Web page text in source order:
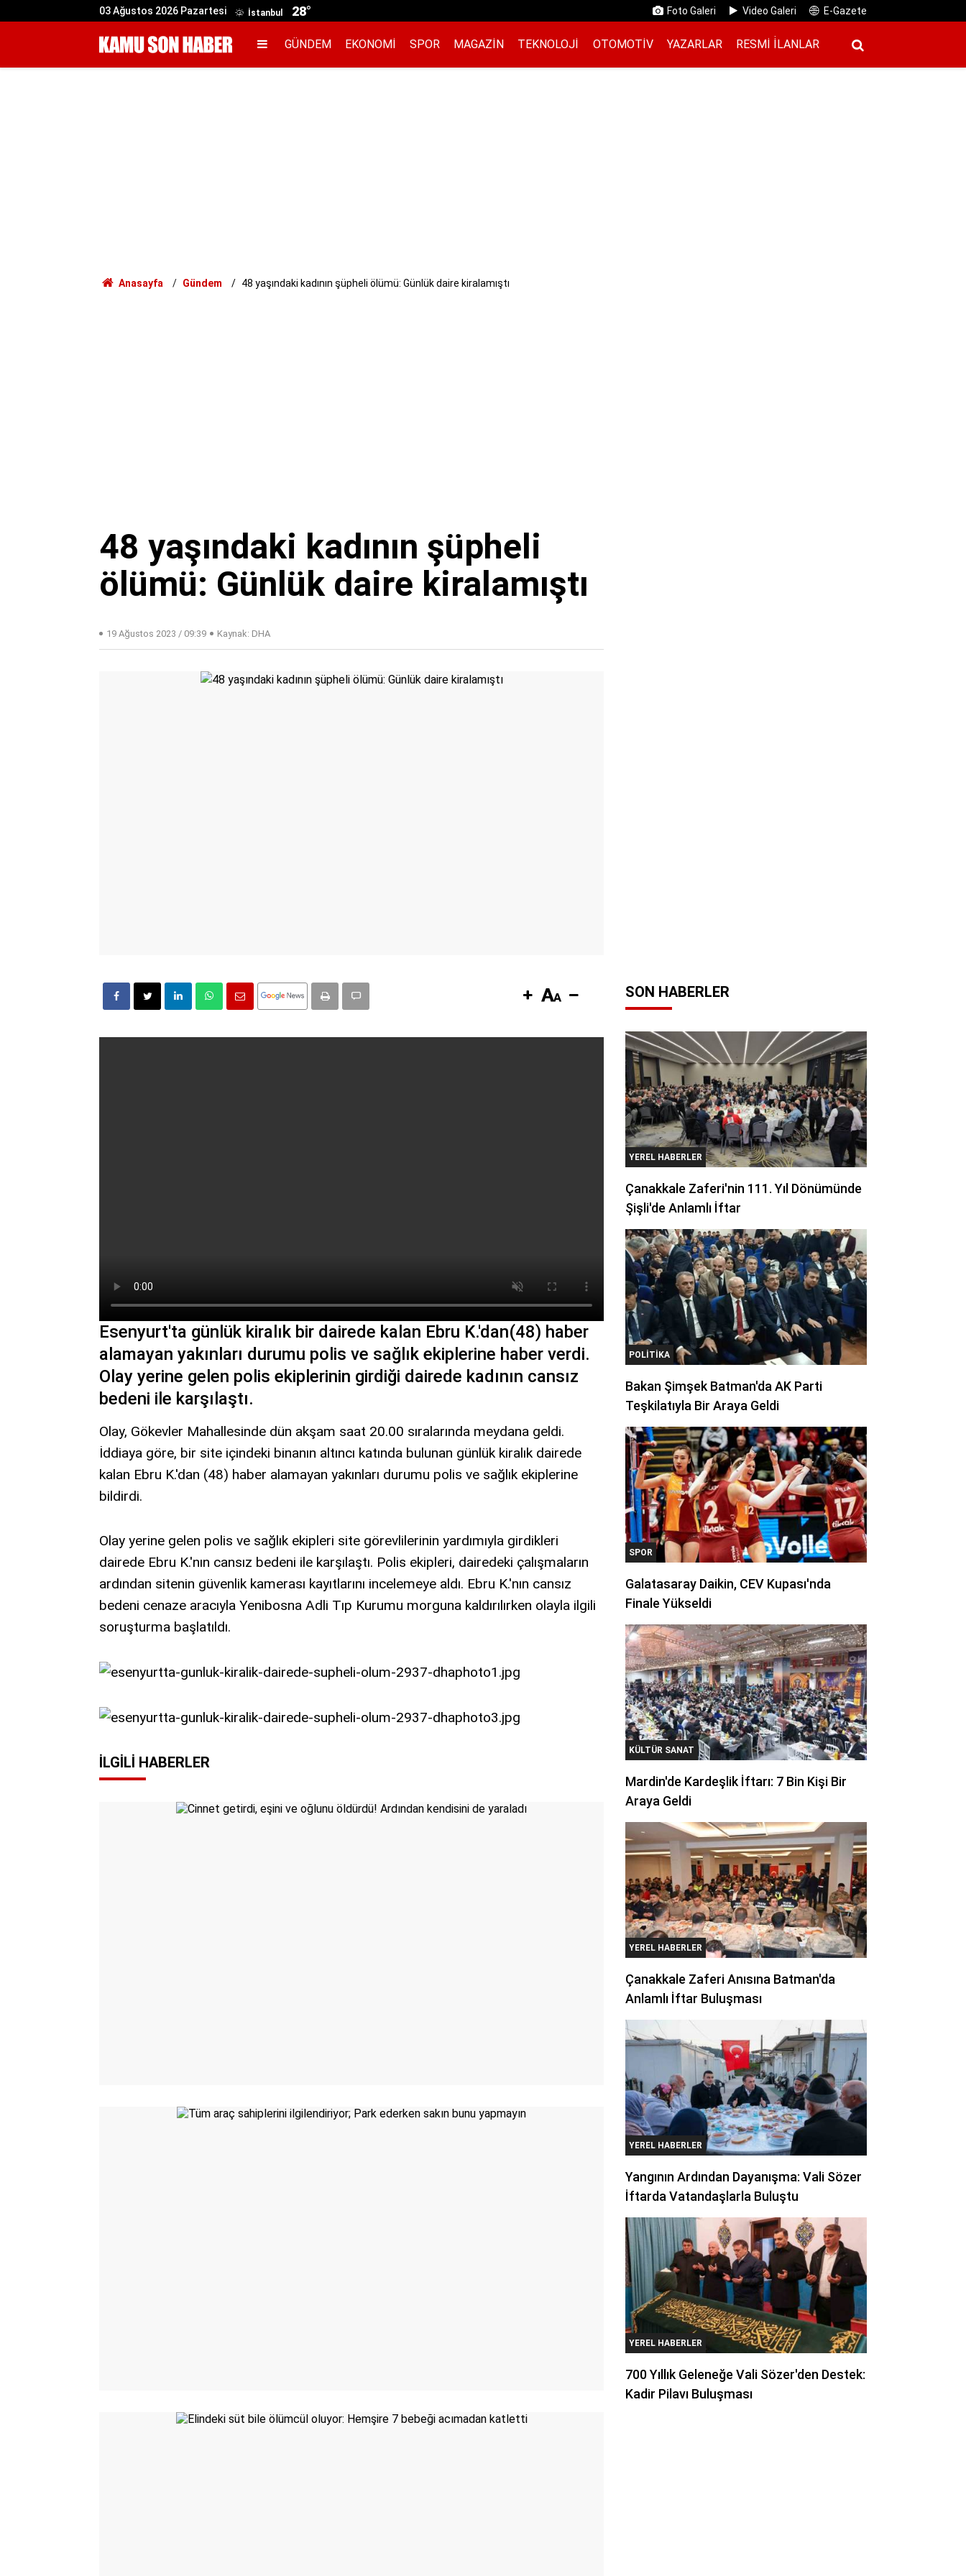
03 Ağustos 2026 Pazartesi İstanbul 28° Foto Galeri Video Galeri E-Gazete
GÜNDEM EKONOMI SPOR MAGAZIN TEKNOLOJI OTOMOTIV YAZARLAR RESMI İ̇LANLAR
Anasayfa Gündem 48 yaşındaki kadının şüpheli ölümü: Günlük daire kiralamıştı
48 yaşındaki kadının şüpheli
ölümü: Günlük daire kiralamıştı
19 Ağustos 2023 / 09:39 Kaynak: DHA
Esenyurt'ta günlük kiralık bir dairede kalan Ebru K.'dan(48) haber
alamayan yakınları durumu polis ve sağlık ekiplerine haber verdi.
Olay yerine gelen polis ekiplerinin girdiği dairede kadının cansız
bedeni ile karşılaştı.
Olay, Gökevler Mahallesinde dün akşam saat 20.00 sıralarında meydana geldi.
İddiaya göre, bir site içindeki binanın altıncı katında bulunan günlük kiralık dairede
kalan Ebru K.'dan (48) haber alamayan yakınları durumu polis ve sağlık ekiplerine
bildirdi.
Olay yerine gelen polis ve sağlık ekipleri site görevlilerinin yardımıyla girdikleri
dairede Ebru K.'nın cansız bedeni ile karşılaştı. Polis ekipleri, dairedeki çalışmaların
ardından sitenin güvenlik kamerası kayıtlarını incelemeye aldı. Ebru K.'nın cansız
bedeni cenaze aracıyla Yenibosna Adli Tıp Kurumu morguna kaldırılırken olayla ilgili
soruşturma başlatıldı.
İLGILI HABERLER
SON HABERLER
YEREL HABERLER
Çanakkale Zaferi'nin 111. Yıl Dönümünde
Şişli'de Anlamlı İftar
POLITIKA
Bakan Şimşek Batman'da AK Parti
Teşkilatıyla Bir Araya Geldi
SPOR
Galatasaray Daikin, CEV Kupası'nda
Finale Yükseldi
KÜLTÜR SANAT
Mardin'de Kardeşlik İftarı: 7 Bin Kişi Bir
Araya Geldi
YEREL HABERLER
Çanakkale Zaferi Anısına Batman'da
Anlamlı İftar Buluşması
YEREL HABERLER
Yangının Ardından Dayanışma: Vali Sözer
İftarda Vatandaşlarla Buluştu
YEREL HABERLER
700 Yıllık Geleneğe Vali Sözer'den Destek:
Kadir Pilavı Buluşması